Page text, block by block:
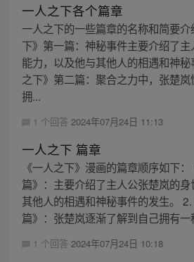
一人之下各个篇章
一人之下的一些篇章的名称和简要
下》第一篇：神秘事件主要介绍了
能力，以及他与其他人的相遇和神
之下》第二篇：聚合之力中，张楚
拥...
1 个回答 2024年07月24日 11:13
一人之下 篇章
《一人之下》漫画的篇章顺序如下
篇》：主要介绍了主人公张楚岚的
其他人的相遇和神秘事件的发生。
篇》：张楚岚逐渐了解到自己拥有一
1 个回答 2024年07月24日 10:18